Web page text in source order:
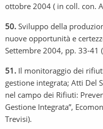
ottobre 2004 ( in coll. con.
50. Sviluppo della
nuove opportunità e
Settembre 2004, pp. 33-41
51. Il monitoraggio dei
gestione integrata; Atti Del
nel campo dei Rifiuti:
Gestione Integrata”,
Trevisi).